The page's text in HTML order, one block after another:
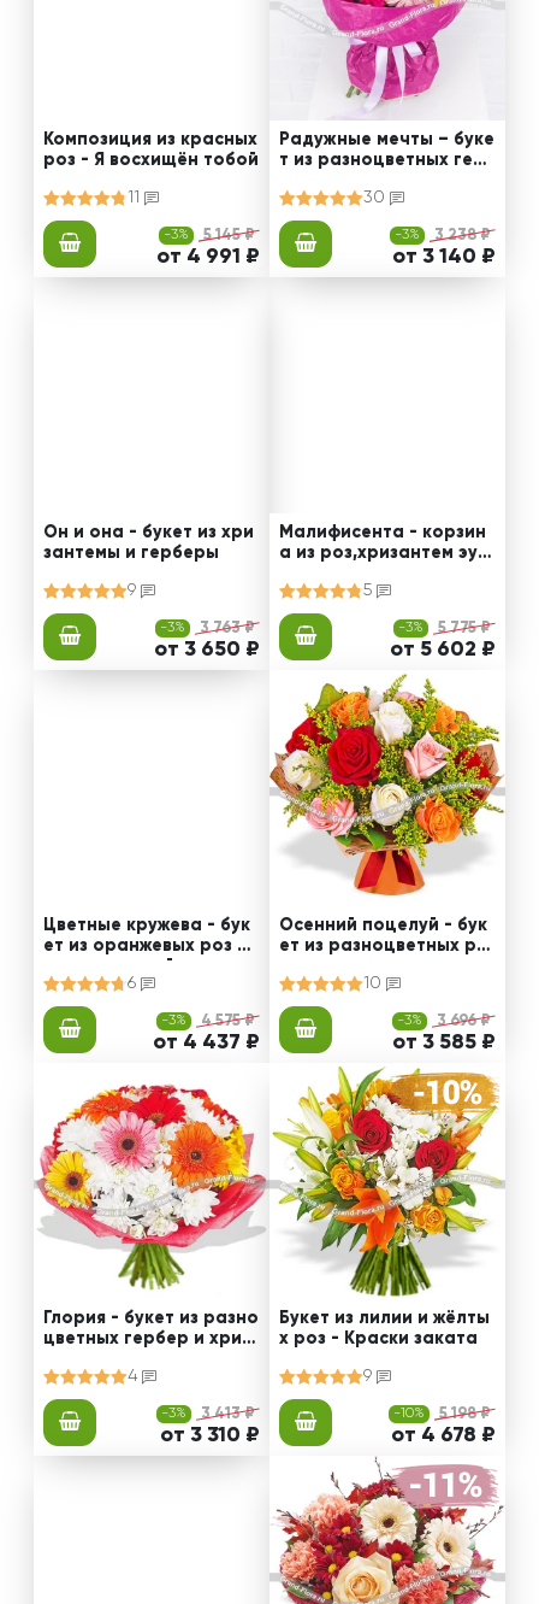
Композиция из красных
роз - Я восхищён тобой
11
-3% 5 145 ₽
от 4 991 ₽
Радужные мечты – буке
т из разноцветных герб
30
-3% 3 238 ₽
от 3 140 ₽
Он и она - букет из хри
зантемы и герберы
9
-3% 3 763 ₽
от 3 650 ₽
Малифисента - корзин
а из роз,хризантем эус
5
-3% 5 775 ₽
от 5 602 ₽
Цветные кружева - бук
ет из оранжевых роз и
6
-3% 4 575 ₽
от 4 437 ₽
Осенний поцелуй - бук
ет из разноцветных ро
10
-3% 3 696 ₽
от 3 585 ₽
Глория - букет из разно
цветных гербер и хриз
4
-3% 3 413 ₽
от 3 310 ₽
Букет из лилии и жёлты
х роз - Краски заката
9
-10% 5 198 ₽
от 4 678 ₽